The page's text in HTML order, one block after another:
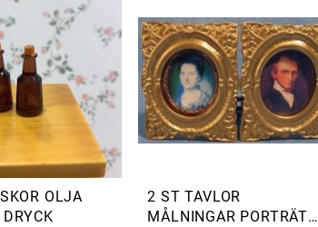
OLJA
2 ST TAVLOR
MÅLNINGAR PORTRÄTT